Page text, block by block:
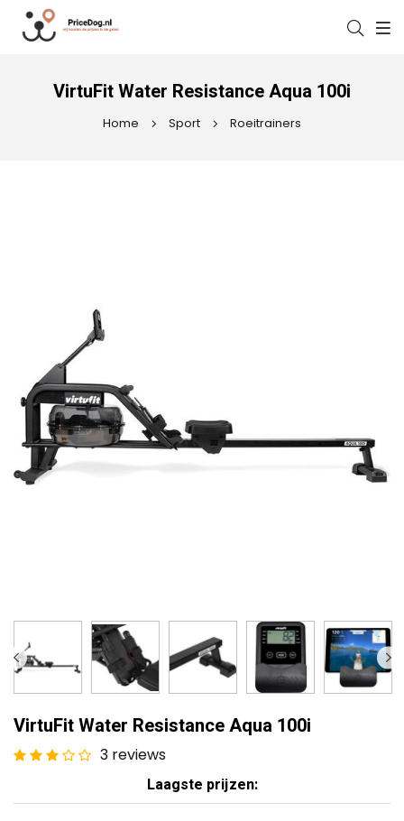
VirtuFit Water Resistance Aqua 100i
Home Sport Roeitrainers
VirtuFit Water Resistance Aqua 100i
3 reviews
Laagste prijzen: